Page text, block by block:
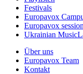
Festivals
Europavox
Europavox
Ukrainian
Über uns
Europavox Team
Kontakt